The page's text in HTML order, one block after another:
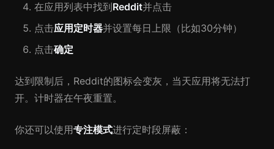
在应用列表中找到Reddit并点击
点击应用定时器并设置每日上限（比如30分钟）
点击确定
达到限制后，Reddit的图标会变灰，当天应用将无法打
开。计时器在午夜重置。
你还可以使用专注模式进行定时段屏蔽：